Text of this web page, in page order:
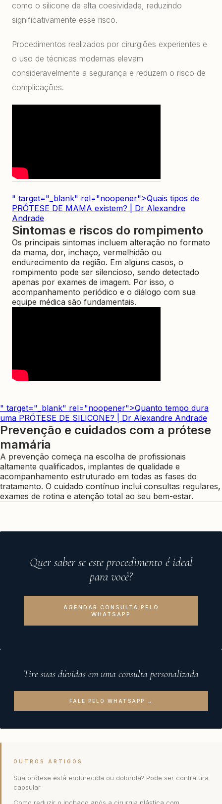
como o silicone de alta coesividade, reduzindo
significativamente esse risco.
Procedimentos realizados por cirurgiões experientes e
o uso de técnicas modernas elevam
consideravelmente a segurança e reduzem o risco de
complicações.
" target="_blank" rel="noopener">Quais tipos de
PRÓTESE DE MAMA existem? | Dr Alexandre
Andrade
Sintomas e riscos do rompimento
Os principais sintomas incluem alteração no formato
da mama, dor, inchaço, vermelhidão ou
endurecimento da região. Em alguns casos, o
rompimento pode ser silencioso, sendo detectado
apenas por exames de imagem. Por isso, o
acompanhamento periódico e o diálogo com sua
equipe médica são fundamentais.
" target="_blank" rel="noopener">Quanto tempo dura
uma PRÓTESE DE SILICONE? | Dr Alexandre Andrade
Prevenção e cuidados com a prótese
mamária
A prevenção começa na escolha de profissionais
altamente qualificados, implantes de qualidade e
acompanhamento estruturado em todas as fases do
tratamento. O cuidado contínuo inclui consultas regulares,
exames de rotina e atenção total ao seu bem-estar.
Quer saber se este procedimento é ideal
para você?
AGENDAR CONSULTA PELO
WHATSAPP
Tire suas dúvidas em uma consulta personalizada
FALE PELO WHATSAPP →
OUTROS ARTIGOS
Sua prótese está endurecida ou dolorida? Pode ser contratura
capsular